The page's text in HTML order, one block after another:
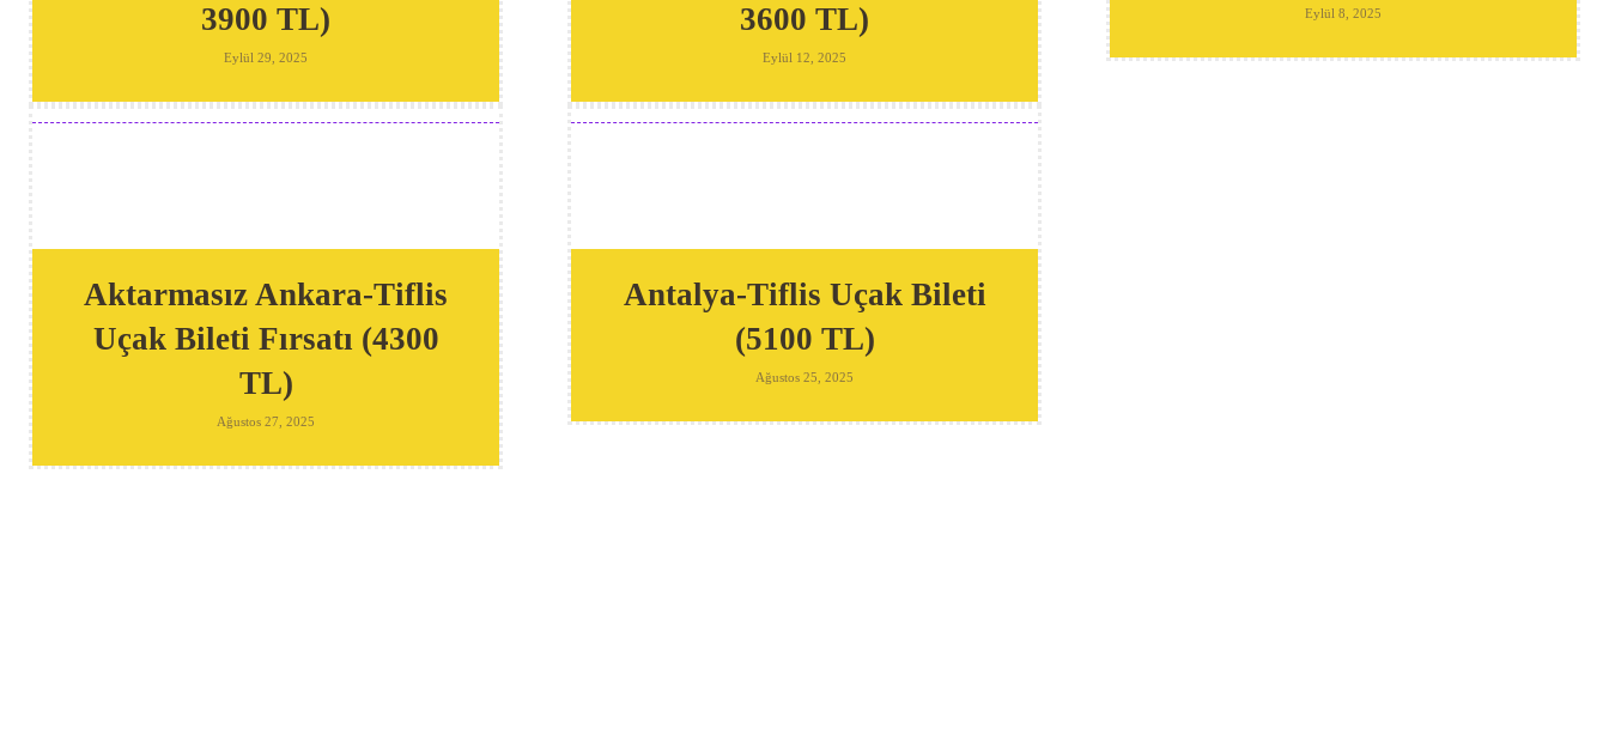
3900 TL)
Eylül 29, 2025
3600 TL)
Eylül 12, 2025
Eylül 8, 2025
Aktarmasız Ankara-Tiflis
Uçak Bileti Fırsatı (4300
TL)
Ağustos 27, 2025
Antalya-Tiflis Uçak Bileti
(5100 TL)
Ağustos 25, 2025